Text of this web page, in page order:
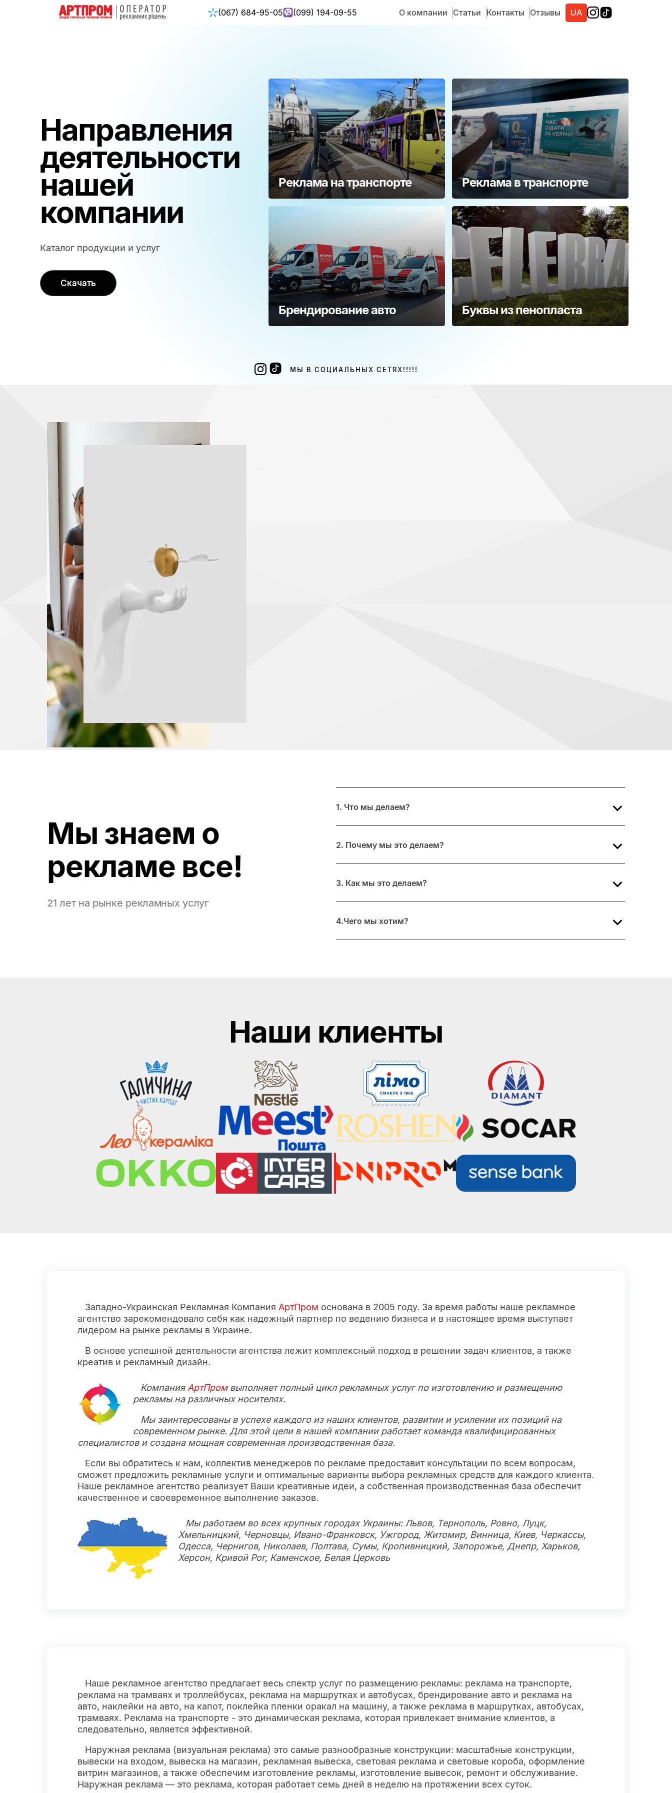
(067) 684-95-05 (099) 194-09-55 О компании Статьи Контакты Отзывы UA
Направления
деятельности
нашей
компании
Каталог продукции и услуг
Скачать
Реклама на транспорте Реклама в транспорте
Брендирование авто Буквы из пенопласта
МЫ В СОЦИАЛЬНЫХ СЕТЯХ!!!!!
Мы знаем о
рекламе все!
21 лет на рынке рекламных услуг
1. Что мы делаем?
2. Почему мы это делаем?
3. Как мы это делаем?
4.Чего мы хотим?
Наши клиенты
Западно-Украинская Рекламная Компания АртПром основана в 2005 году. За время работы наше рекламное
агентство зарекомендовало себя как надежный партнер по ведению бизнеса и в настоящее время выступает
лидером на рынке рекламы в Украине.
В основе успешной деятельности агентства лежит комплексный подход в решении задач клиентов, а также
креатив и рекламный дизайн.
Компания АртПромвыполняет полный цикл рекламных услуг по изготовлению и размещению
рекламы на различных носителях.
Мы заинтересованы в успехе каждого из наших клиентов, развитии и усилении их позиций на
современном рынке. Для этой цели в нашей компании работает команда квалифицированных
специалистов и создана мощная современная производственная база.
Если вы обратитесь к нам, коллектив менеджеров по рекламе предоставит консультации по всем вопросам,
сможет предложить рекламные услуги и оптимальные варианты выбора рекламных средств для каждого клиента.
Наше рекламное агентство реализует Ваши креативные идеи, а собственная производственная база обеспечит
качественное и своевременное выполнение заказов.
Мы работаем во всех крупных городах Украины: Львов, Тернополь, Ровно, Луцк,
Хмельницкий, Черновцы, Ивано-Франковск, Ужгород, Житомир, Винница, Киев, Черкассы,
Одесса, Чернигов, Николаев, Полтава, Сумы, Кропивницкий, Запорожье, Днепр, Харьков,
Херсон, Кривой Рог, Каменское, Белая Церковь
Наше рекламное агентство предлагает весь спектр услуг по размещению рекламы: реклама на транспорте,
реклама на трамваях и троллейбусах, реклама на маршрутках и автобусах, брендирование авто и реклама на
авто, наклейки на авто, на капот, поклейка пленки оракал на машину, а также реклама в маршрутках, автобусах,
трамваях. Реклама на транспорте - это динамическая реклама, которая привлекает внимание клиентов, а
следовательно, является эффективной.
Наружная реклама (визуальная реклама) это самые разнообразные конструкции: масштабные конструкции,
вывески на входом, вывеска на магазин, рекламная вывеска, световая реклама и световые короба, оформление
витрин магазинов, а также обеспечим изготовление рекламы, изготовление вывесок, ремонт и обслуживание.
Наружная реклама — это реклама, которая работает семь дней в неделю на протяжении всех суток.